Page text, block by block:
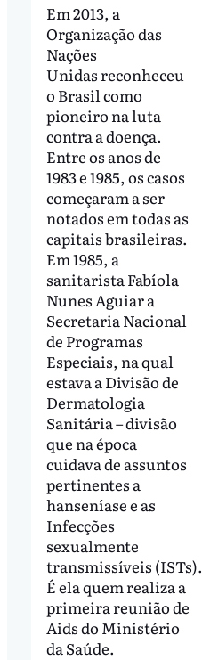
Em 2013, a
Organização das
Nações
Unidas reconheceu
o Brasil como
pioneiro na luta
contra a doença.
Entre os anos de
1983 e 1985, os casos
começaram a ser
notados em todas as
capitais brasileiras.
Em 1985, a
sanitarista Fabíola
Nunes Aguiar a
Secretaria Nacional
de Programas
Especiais, na qual
estava a Divisão de
Dermatologia
Sanitária – divisão
que na época
cuidava de assuntos
pertinentes a
hanseníase e as
Infecções
sexualmente
transmissíveis (ISTs).
É ela quem realiza a
primeira reunião de
Aids do Ministério
da Saúde.